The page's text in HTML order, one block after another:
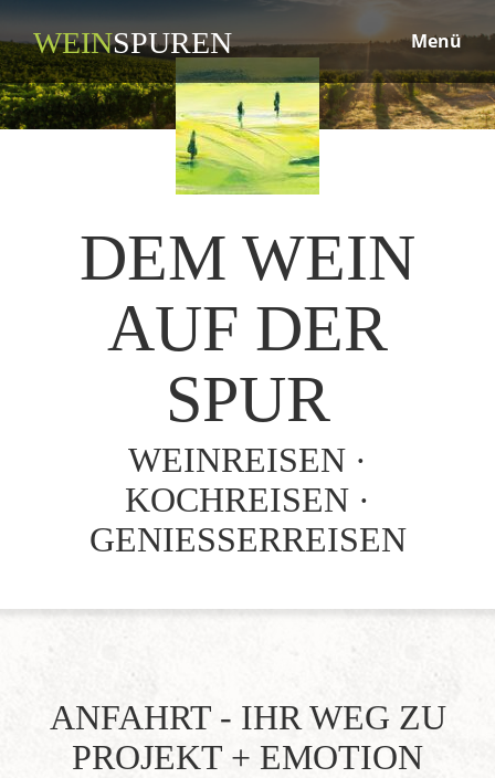
WEINSPUREN Menü
DEM WEIN
AUF DER
SPUR
WEINREISEN ·
KOCHREISEN ·
GENIESSERREISEN
ANFAHRT - IHR WEG ZU
PROJEKT + EMOTION